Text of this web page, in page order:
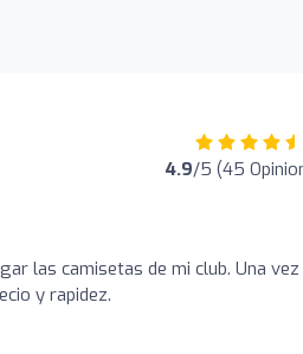
4.9/5 (45
las camisetas de mi club. Una vez
y rapidez.